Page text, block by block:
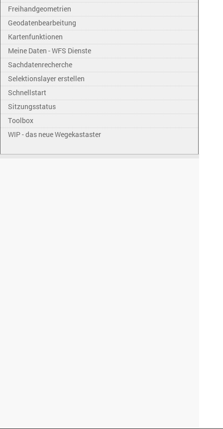
Freihandgeometrien
Geodatenbearbeitung
Kartenfunktionen
Meine Daten - WFS Dienste
Sachdatenrecherche
Selektionslayer erstellen
Schnellstart
Sitzungsstatus
Toolbox
WIP - das neue Wegekastaster